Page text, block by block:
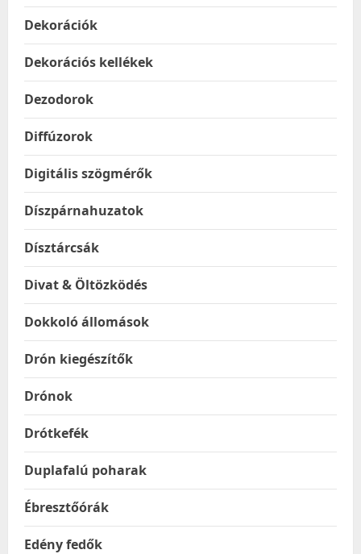
Dekorációk
Dekorációs kellékek
Dezodorok
Diffúzorok
Digitális szögmérők
Díszpárnahuzatok
Dísztárcsák
Divat & Öltözködés
Dokkoló állomások
Drón kiegészítők
Drónok
Drótkefék
Duplafalú poharak
Ébresztőórák
Edény fedők